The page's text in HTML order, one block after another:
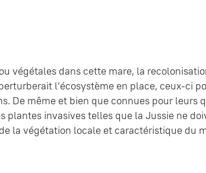
végétales dans cette mare, la
l’écosystème en place, ceux-ci
De même et bien que connues pour leurs
plantes invasives telles que la Jussie ne
la végétation locale et caractéristique du